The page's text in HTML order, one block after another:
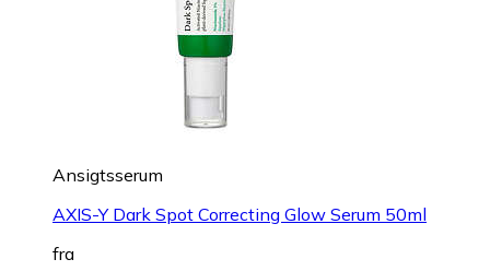
Ansigtsserum
AXIS-Y Dark Spot Correcting Glow Serum 50ml
fra